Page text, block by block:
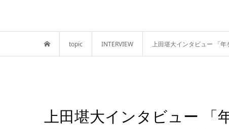
topic INTERVIEW 上田堪大インタビュー 「年
上田堪大インタビュー 「